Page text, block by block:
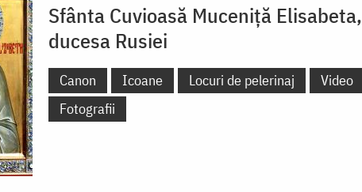
Sfânta Cuvioasă Muceniță Elisabeta,
ducesa Rusiei
Canon Icoane Locuri de pelerinaj
Video
Fotografii